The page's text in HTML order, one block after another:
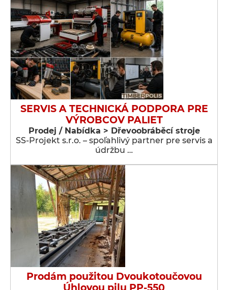
SERVIS A TECHNICKÁ PODPORA PRE
VÝROBCOV PALIET
Prodej / Nabídka > Dřevoobráběcí stroje
SS-Projekt s.r.o. – spoľahlivý partner pre servis a
údržbu …
Prodám použitou Dvoukotoučovou